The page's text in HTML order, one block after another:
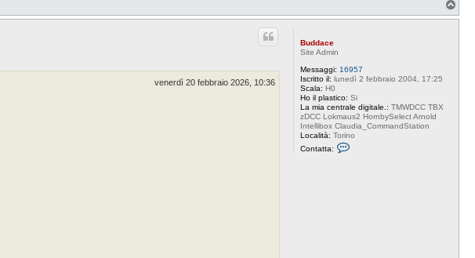
o
Buddace
Site Admin
Messaggi: 16957
Iscritto il: lunedì 2 febbraio 2004, 17:25
Scala: H0
Ho il plastico: Si
La mia centrale digitale.: TMWDCC TBX
zDCC Lokmaus2 HornbySelect Arnold
Intellibox Claudia_CommandStation
Località: Torino
Contatta:
venerdì 20 febbraio 2026, 10:36